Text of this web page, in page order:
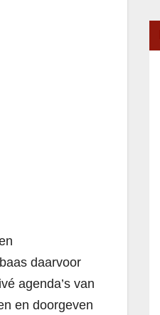
daarvoor
agenda’s van
en doorgeven